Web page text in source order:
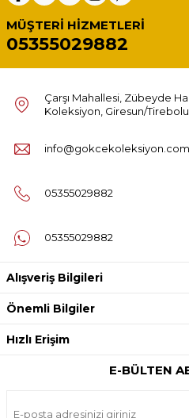
MÜŞTERI HIZMETLERI
05355029882
Çarşı Mahallesi, Zübeyde
Koleksiyon, Giresun/Tirebolu
info@gokcekoleksiyon.com
05355029882
05355029882
Alışveriş Bilgileri
Önemli Bilgiler
Hızlı Erişim
E-BÜLTEN